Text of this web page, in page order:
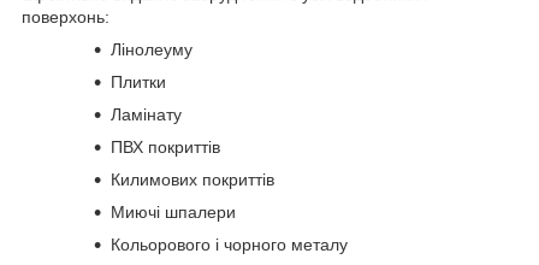
поверхонь:
Лінолеуму
Плитки
Ламінату
ПВХ покриттів
Килимових покриттів
Миючі шпалери
Кольорового і чорного металу